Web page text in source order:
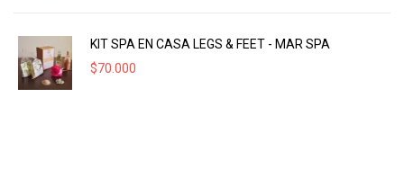
KIT SPA EN CASA LEGS & FEET - MAR SPA
$70.000